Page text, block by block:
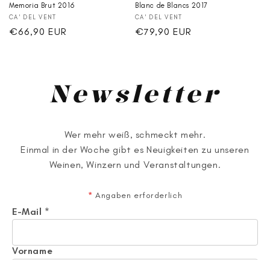
Memoria Brut 2016
Anbieter:
CA' DEL VENT
Normaler
€66,90 EUR
Blanc de Blancs 2017
Anbieter:
CA' DEL VENT
Normaler
€79,90 EUR
Newsletter
Wer mehr weiß, schmeckt mehr.
Einmal in der Woche gibt es Neuigkeiten zu unseren
Weinen, Winzern und Veranstaltungen.
* Angaben erforderlich
E-Mail *
Vorname